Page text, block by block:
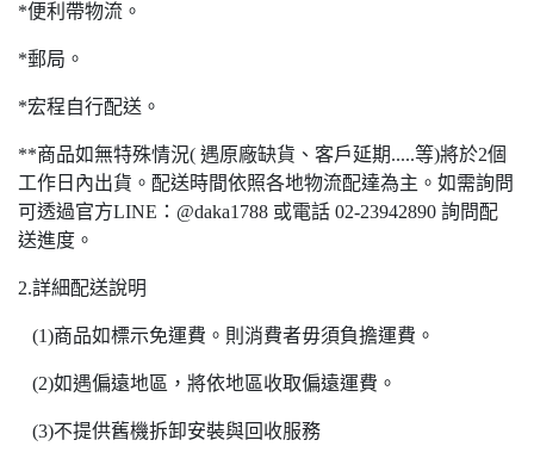
*便利帶物流。
*郵局。
*宏程自行配送。
**商品如無特殊情況( 遇原廠缺貨、客戶延期.....等)將於2個
工作日內出貨。配送時間依照各地物流配達為主。如需詢問
可透過官方LINE：@daka1788 或電話 02-23942890 詢問配
送進度。
2.詳細配送說明
(1)商品如標示免運費。則消費者毋須負擔運費。
(2)如遇偏遠地區，將依地區收取偏遠運費。
(3)不提供舊機拆卸安裝與回收服務